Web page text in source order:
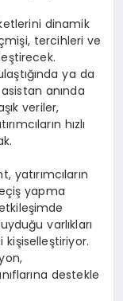
dinamik
tercihleri ve
ya da
anında
veriler,
hızlı
yapma
varlıkları
destekle